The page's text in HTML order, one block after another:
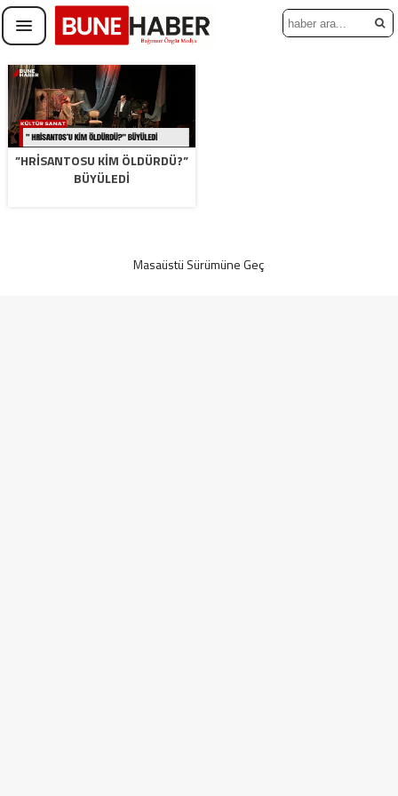
”HRİSANTOSU KİM ÖLDÜRDÜ?”
BÜYÜLEDİ
Masaüstü Sürümüne Geç